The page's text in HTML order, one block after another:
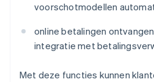
voorschotmodellen
online betalingen
integratie met
Met deze functies kunnen